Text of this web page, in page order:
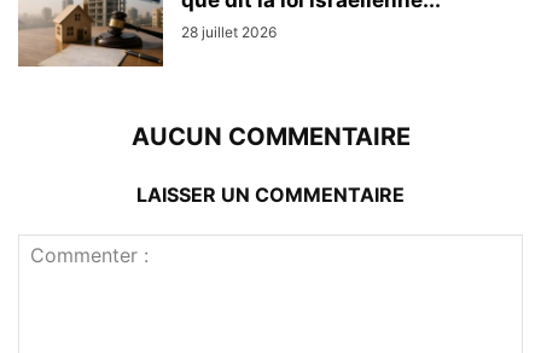
28 juillet 2026
AUCUN COMMENTAIRE
LAISSER UN COMMENTAIRE